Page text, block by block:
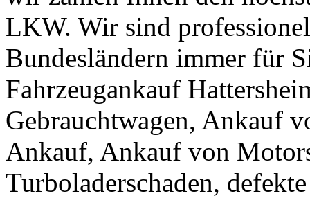
LKW. Wir sind
Bundesländern immer für
Fahrzeugankauf
Gebrauchtwagen, Ankauf
Ankauf, Ankauf von
Turboladerschaden,